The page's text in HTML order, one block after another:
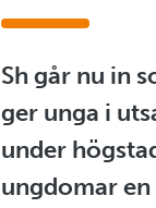
Sh går nu in
ger unga i
under
ungdomar en